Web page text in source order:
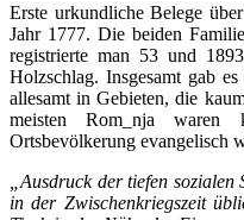
Erste urkundliche Belege
Jahr 1777. Die beiden
registrierte man 53 und
Holzschlag. Insgesamt gab
allesamt in Gebieten, die
meisten Rom_nja waren
Ortsbevölkerung evangelisch
„Ausdruck der tiefen
in der Zwischenkriegszeit